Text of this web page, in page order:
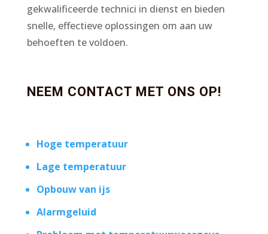
gekwalificeerde technici in dienst en bieden
snelle, effectieve oplossingen om aan uw
behoeften te voldoen.
NEEM CONTACT MET ONS OP!
Hoge temperatuur
Lage temperatuur
Opbouw van ijs
Alarmgeluid